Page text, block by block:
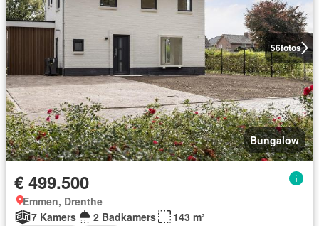
56fotos
Bungalow
€ 499.500
Emmen, Drenthe
7 Kamers
2 Badkamers
143 m²